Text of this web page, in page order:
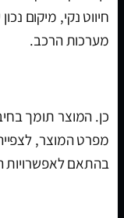
חיווט נקי, מיקום
מערכות הרכב.
מפרט המוצר,
בהתאם לאפשרויות